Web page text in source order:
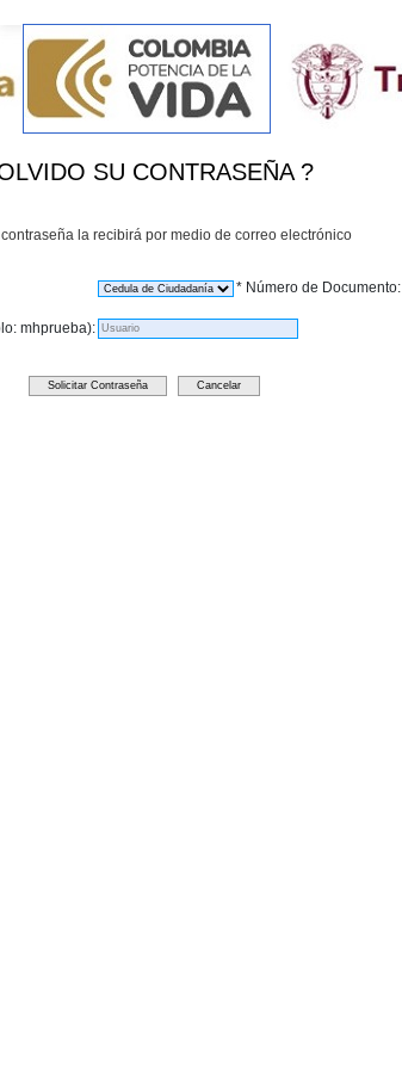
SU CONTRASEÑA ?
la recibirá por medio de correo electrónico
* Número de Documento:
mhprueba):
Solicitar Contraseña Cancelar